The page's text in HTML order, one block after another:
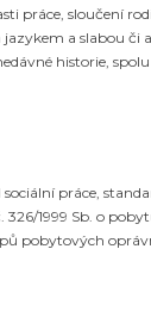
práce, sloučení
a slabou
historie,
sociální práce,
1999 Sb. o
pobytových